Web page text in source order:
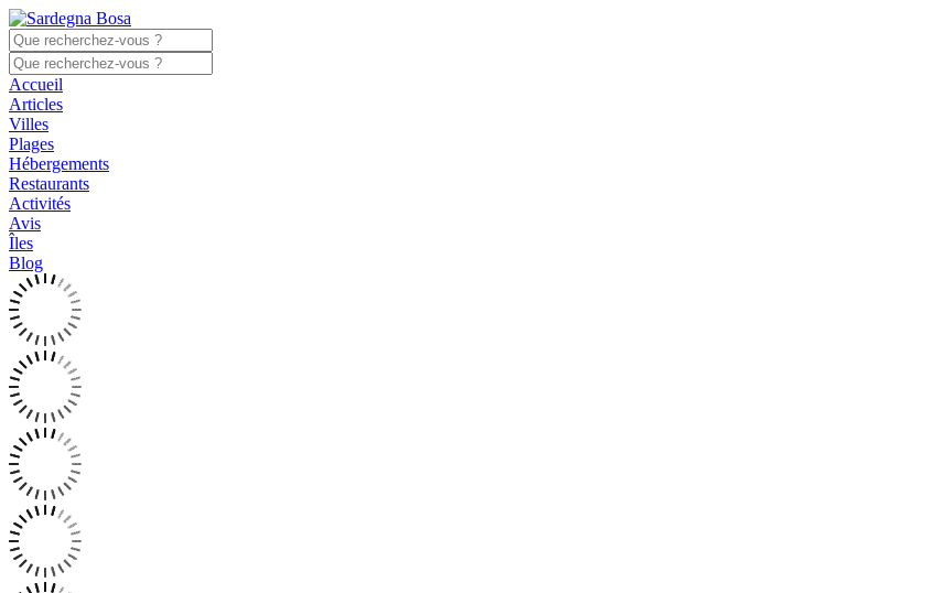
Accueil
Articles
Villes
Plages
Hébergements
Restaurants
Activités
Avis
Îles
Blog